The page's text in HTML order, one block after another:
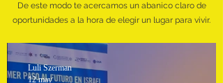
De este modo te acercamos un abanico claro de
oportunidades a la hora de elegir un lugar para vivir.
Luli Szerman
12 may